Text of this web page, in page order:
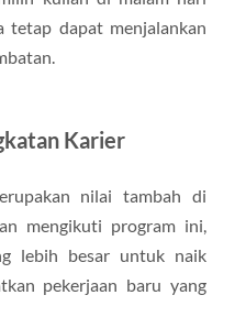
tetap dapat menjalankan
Karier
nilai tambah di
mengikuti program ini,
lebih besar untuk naik
pekerjaan baru yang